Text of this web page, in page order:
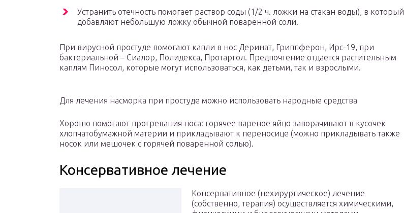
Устранить отечность помогает раствор соды (1/2 ч. ложки на стакан воды), в который
добавляют небольшую ложку обычной поваренной соли.
При вирусной простуде помогают капли в нос Деринат, Гриппферон, Ирс-19, при
бактериальной – Сиалор, Полидекса, Протаргол. Предпочтение отдается растительным
каплям Пиносол, которые могут использоваться, как детьми, так и взрослыми.
Для лечения насморка при простуде можно использовать народные средства
Хорошо помогают прогревания носа: горячее вареное яйцо заворачивают в кусочек
хлопчатобумажной материи и прикладывают к переносице (можно прикладывать также
носок или мешочек с горячей поваренной солью).
Консервативное лечение
Консервативное (нехирургическое) лечение
(собственно, терапия) осуществляется химическими,